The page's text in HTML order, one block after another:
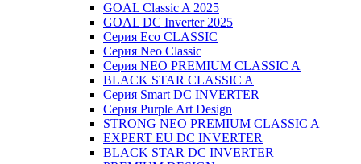
GOAL Classic A 2025
GOAL DC Inverter 2025
Серия Eco CLASSIC
Серия Neo Classic
Серия NEO PREMIUM CLASSIC A
BLACK STAR CLASSIC A
Серия Smart DC INVERTER
Серия Purple Art Design
STRONG NEO PREMIUM CLASSIC A
EXPERT EU DC INVERTER
BLACK STAR DC INVERTER